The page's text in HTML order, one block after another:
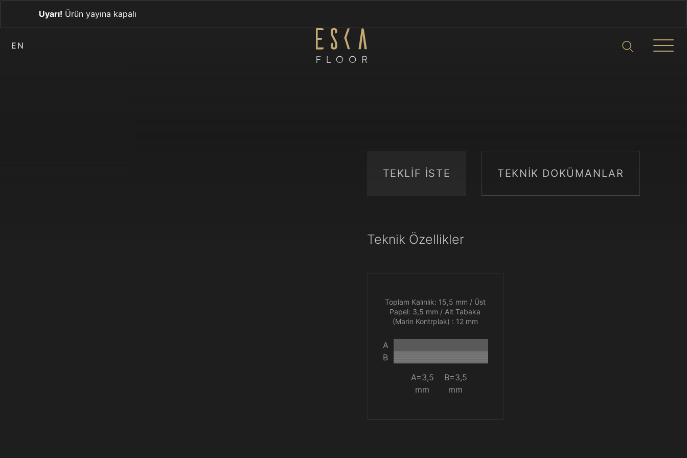
EN
Uyarı! Ürün yayına kapalı
TEKLİF İSTE TEKNİK DOKÜMANLAR
Teknik Özellikler
Toplam Kalınlık: 15,5 mm / Üst
Papel: 3,5 mm / Alt Tabaka
(Marin Kontrplak) : 12 mm
A
B
A=3,5
mm
B=3,5
mm